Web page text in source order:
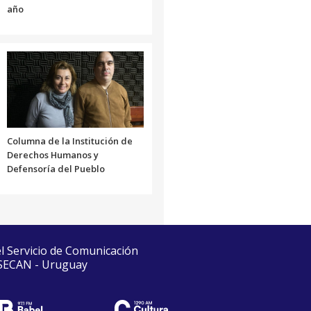
año
Columna de la Institución de
Derechos Humanos y
Defensoría del Pueblo
de Comunicación
- Uruguay